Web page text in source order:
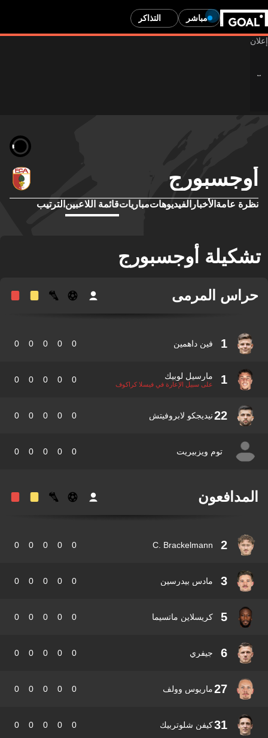
مباشر التذاكر
عامةالأخبارالفيديوهاتمبارياتقائمة اللاعبينالترتيب
أوجسبورج
المرمى
1 فين داهمين 0
0
0
0
1 مارسيل لوبيك
على سبيل الإعارة في فيسلا كراكوف 0
0
0
0
22 نيديجكو لابروفيتش 0
0
0
0
توم ويزبيريت 0
0
0
0
2
C. Brackelmann
0
0
0
0
3 مادس بيدرسين 0
0
0
0
5 كريسلاين ماتسيما 0
0
0
0
6 جيفري 0
0
0
0
27 ماريوس وولف 0
0
0
0
31 كيفن شلوتربيك 0
0
0
0